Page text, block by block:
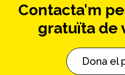
Contacta'm
gratuïta de
Dona el